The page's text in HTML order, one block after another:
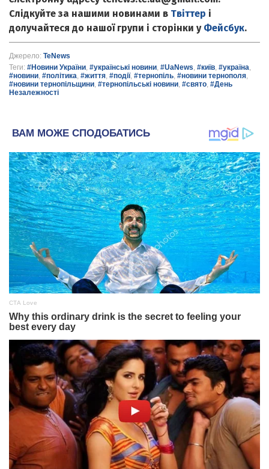
Слідкуйте за нашими новинами в Твіттер і
долучайтеся до нашої групи і сторінки у Фейсбук.
Джерело: TeNews
Теги: #Новини України, #українські новини, #UaNews, #київ, #україна,
#новини, #політика, #життя, #події, #тернопіль, #новини тернополя,
#новини тернопільщини, #тернопільські новини, #свято, #День
Незалежності